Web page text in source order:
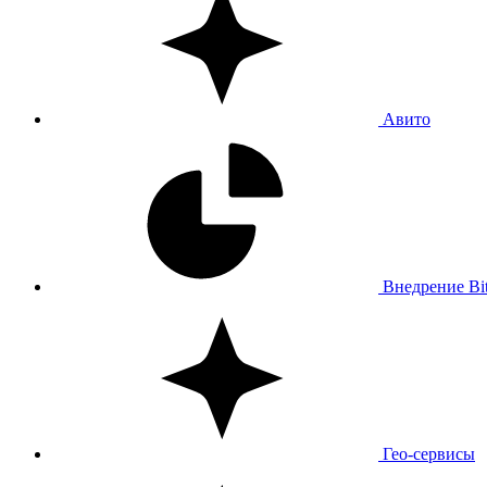
Авито
Внедрение
Гео-сервисы